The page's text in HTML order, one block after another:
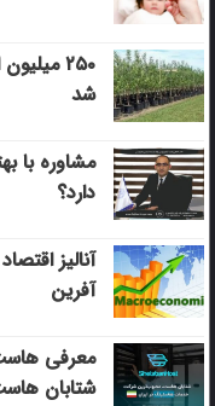
۲۵۰
شد
مشاوره با
دارد؟
آنالیز
آفرین
معرفی
شتابان